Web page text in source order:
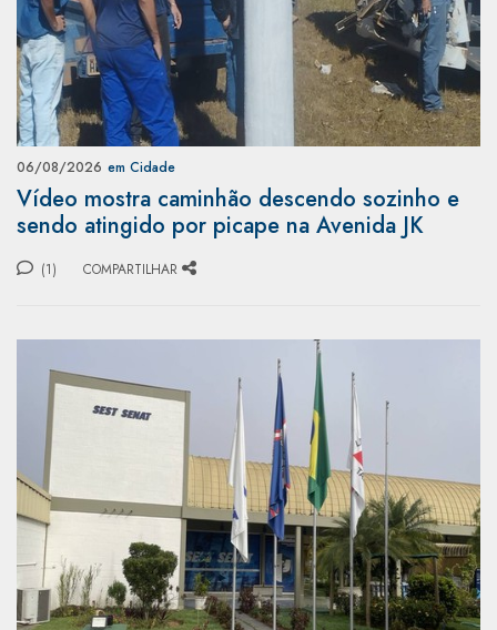
06/08/2026 em Cidade
Vídeo mostra caminhão descendo sozinho e
sendo atingido por picape na Avenida JK
(1) COMPARTILHAR